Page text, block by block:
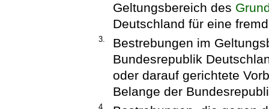
Geltungsbereich des
Deutschland für eine
3.
Bestrebungen im
Bundesrepublik
oder darauf gerichtete
Belange der
4.